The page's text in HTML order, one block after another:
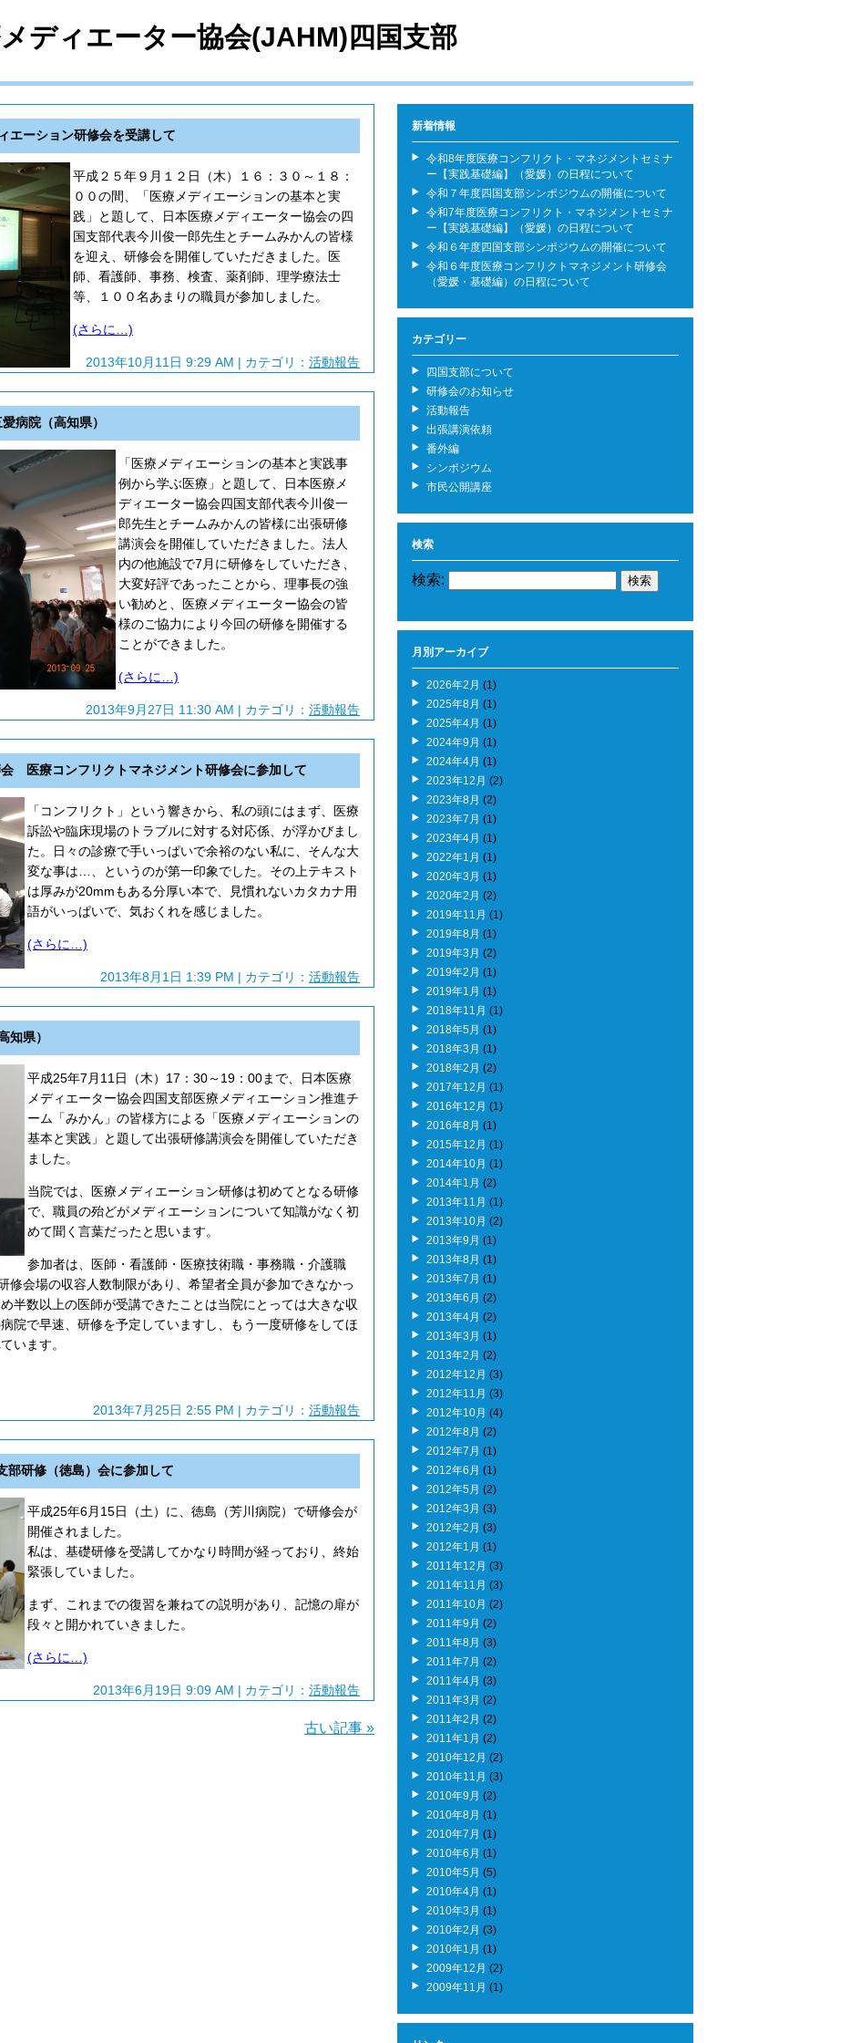
メディエーター協会(JAHM)四国支部
エーション研修会を受講して
平成２５年９月１２日（木）１６：３０～１８：
００の間、「医療メディエーションの基本と実
践」と題して、日本医療メディエーター協会の四
国支部代表今川俊一郎先生とチームみかんの皆様
を迎え、研修会を開催していただきました。医
師、看護師、事務、検査、薬剤師、理学療法士
等、１００名あまりの職員が参加しました。
(さらに…)
2013年10月11日 9:29 AM | カテゴリ： 活動報告
病院（高知県）
「医療メディエーションの基本と実践事
例から学ぶ医療」と題して、日本医療メ
ディエーター協会四国支部代表今川俊一
郎先生とチームみかんの皆様に出張研修
講演会を開催していただきました。法人
内の他施設で7月に研修をしていただき、
大変好評であったことから、理事長の強
い勧めと、医療メディエーター協会の皆
様のご協力により今回の研修を開催する
ことができました。
(さらに…)
2013年9月27日 11:30 AM | カテゴリ： 活動報告
会 医療コンフリクトマネジメント研修会に参加して
「コンフリクト」という響きから、私の頭にはまず、医療
訴訟や臨床現場のトラブルに対する対応係、が浮かびまし
た。日々の診療で手いっぱいで余裕のない私に、そんな大
変な事は…、というのが第一印象でした。その上テキスト
は厚みが20mmもある分厚い本で、見慣れないカタカナ用
語がいっぱいで、気おくれを感じました。
(さらに…)
2013年8月1日 1:39 PM | カテゴリ： 活動報告
知県）
平成25年7月11日（木）17：30～19：00まで、日本医療
メディエーター協会四国支部医療メディエーション推進チ
ーム「みかん」の皆様方による「医療メディエーションの
基本と実践」と題して出張研修講演会を開催していただき
ました。
当院では、医療メディエーション研修は初めてとなる研修
で、職員の殆どがメディエーションについて知識がなく初
めて聞く言葉だったと思います。
参加者は、医師・看護師・医療技術職・事務職・介護職
修会場の収容人数制限があり、希望者全員が参加できなかっ
半数以上の医師が受講できたことは当院にとっては大きな収
院で早速、研修を予定していますし、もう一度研修をしてほ
います。
2013年7月25日 2:55 PM | カテゴリ： 活動報告
部研修（徳島）会に参加して
平成25年6月15日（土）に、徳島（芳川病院）で研修会が
開催されました。
私は、基礎研修を受講してかなり時間が経っており、終始
緊張していました。
まず、これまでの復習を兼ねての説明があり、記憶の扉が
段々と開かれていきました。
(さらに…)
2013年6月19日 9:09 AM | カテゴリ： 活動報告
古い記事 »
新着情報
令和8年度医療コンフリクト・マネジメントセミナ
ー【実践基礎編】（愛媛）の日程について
令和７年度四国支部シンポジウムの開催について
令和7年度医療コンフリクト・マネジメントセミナ
ー【実践基礎編】（愛媛）の日程について
令和６年度四国支部シンポジウムの開催について
令和６年度医療コンフリクトマネジメント研修会
（愛媛・基礎編）の日程について
カテゴリー
四国支部について
研修会のお知らせ
活動報告
出張講演依頼
番外編
シンポジウム
市民公開講座
検索
検索:
月別アーカイブ
2026年2月 (1)
2025年8月 (1)
2025年4月 (1)
2024年9月 (1)
2024年4月 (1)
2023年12月 (2)
2023年8月 (2)
2023年7月 (1)
2023年4月 (1)
2022年1月 (1)
2020年3月 (1)
2020年2月 (2)
2019年11月 (1)
2019年8月 (1)
2019年3月 (2)
2019年2月 (1)
2019年1月 (1)
2018年11月 (1)
2018年5月 (1)
2018年3月 (1)
2018年2月 (2)
2017年12月 (1)
2016年12月 (1)
2016年8月 (1)
2015年12月 (1)
2014年10月 (1)
2014年1月 (2)
2013年11月 (1)
2013年10月 (2)
2013年9月 (1)
2013年8月 (1)
2013年7月 (1)
2013年6月 (2)
2013年4月 (2)
2013年3月 (1)
2013年2月 (2)
2012年12月 (3)
2012年11月 (3)
2012年10月 (4)
2012年8月 (2)
2012年7月 (1)
2012年6月 (1)
2012年5月 (2)
2012年3月 (3)
2012年2月 (3)
2012年1月 (1)
2011年12月 (3)
2011年11月 (3)
2011年10月 (2)
2011年9月 (2)
2011年8月 (3)
2011年7月 (2)
2011年4月 (3)
2011年3月 (2)
2011年2月 (2)
2011年1月 (2)
2010年12月 (2)
2010年11月 (3)
2010年9月 (2)
2010年8月 (1)
2010年7月 (1)
2010年6月 (1)
2010年5月 (5)
2010年4月 (1)
2010年3月 (1)
2010年2月 (3)
2010年1月 (1)
2009年12月 (2)
2009年11月 (1)